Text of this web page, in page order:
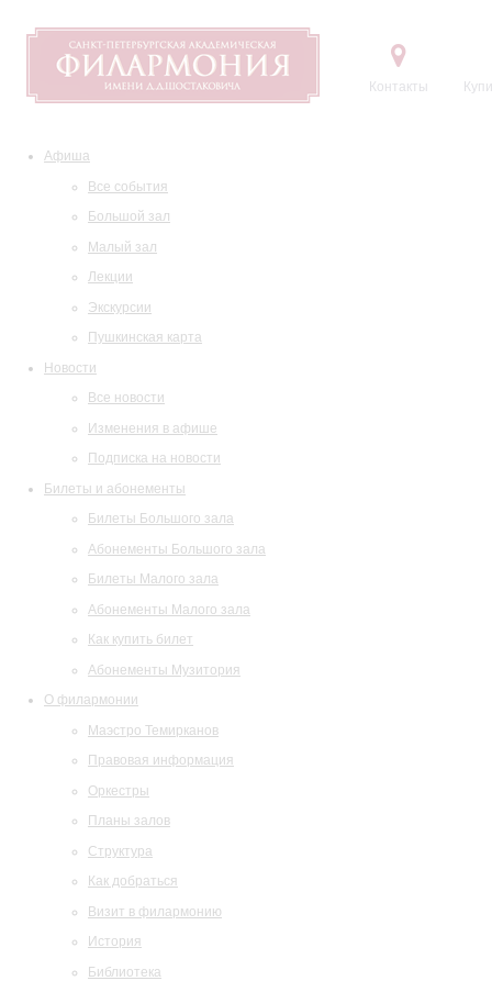
Контакты
Афиша
Все события
Большой зал
Малый зал
Лекции
Экскурсии
Пушкинская карта
Новости
Все новости
Изменения в афише
Подписка на новости
Билеты и абонементы
Билеты Большого зала
Абонементы Большого зала
Билеты Малого зала
Абонементы Малого зала
Как купить билет
Абонементы Музитория
О филармонии
Маэстро Темирканов
Правовая информация
Оркестры
Планы залов
Структура
Как добраться
Визит в филармонию
История
Библиотека